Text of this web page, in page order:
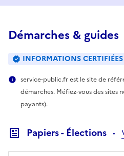
Démarches & guides
INFORMATIONS CERTIFIÉES
service-public.fr est le site de
démarches. Méfiez-vous des sites
payants).
Papiers - Élections